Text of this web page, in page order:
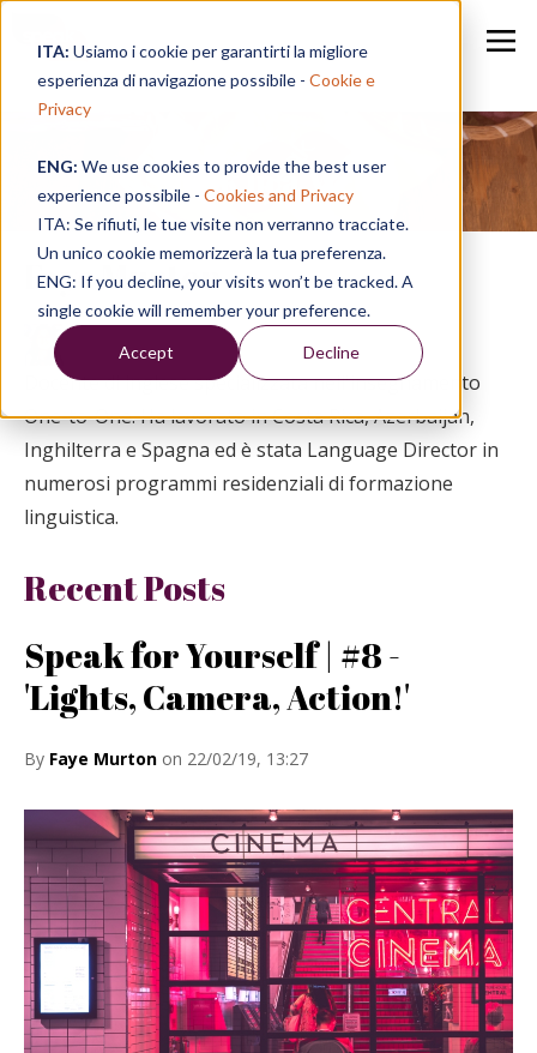
ITA: Usiamo i cookie per garantirti la migliore
esperienza di navigazione possibile - Cookie e
Privacy
ENG: We use cookies to provide the best user
experience possibile - Cookies and Privacy
ITA: Se rifiuti, le tue visite non verranno tracciate.
Un unico cookie memorizzerà la tua preferenza.
ENG: If you decline, your visits won’t be tracked. A
single cookie will remember your preference.
Accept Decline
Speak in a Week
Faye Murton
Docente di inglese specializzata nell'insegnamento
One-to-One. Ha lavorato in Costa Rica, Azerbaijan,
Inghilterra e Spagna ed è stata Language Director in
numerosi programmi residenziali di formazione
linguistica.
Recent Posts
Speak for Yourself | #8 -
'Lights, Camera, Action!'
By Faye Murton on 22/02/19, 13:27